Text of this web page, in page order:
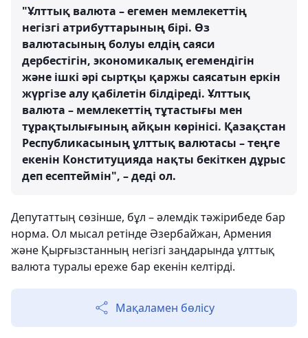
"Ұлттық валюта – егемен мемлекеттің
негізгі атрибуттарының бірі. Өз
валютасының болуы елдің саяси
дербестігін, экономикалық егемендігін
және ішкі әрі сыртқы қаржы саясатын еркін
жүргізе алу қабілетін білдіреді. Ұлттық
валюта – мемлекеттің тұтастығы мен
тұрақтылығының айқын көрінісі. Қазақстан
Республикасының ұлттық валютасы – теңге
екенін Конституцияда нақты бекіткен дұрыс
деп есептеймін", – деді ол.
Депутаттың сөзінше, бұл – әлемдік тәжірибеде бар
норма. Ол мысал ретінде Әзербайжан, Армения
және Қырғызстанның негізгі заңдарында ұлттық
валюта туралы ереже бар екенін келтірді.
Мақаламен бөлісу